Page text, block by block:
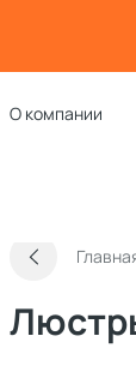
О компании